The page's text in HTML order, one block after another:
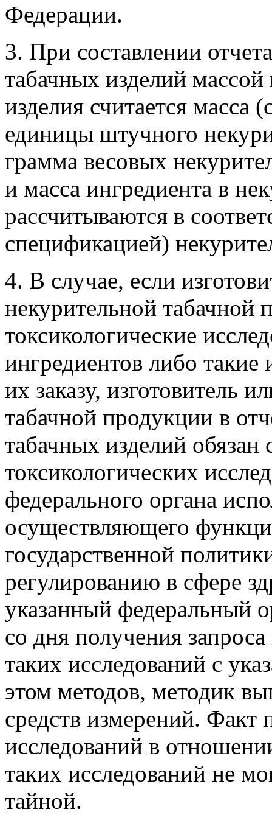
Федерации.
3. При составлении
табачных изделий массой
изделия считается масса
единицы штучного
грамма весовых
и масса ингредиента в
рассчитываются в
спецификацией)
4. В случае, если
некурительной табачной
токсикологические
ингредиентов либо такие
их заказу, изготовитель
табачной продукции в
табачных изделий
токсикологических
федерального органа
осуществляющего
государственной
регулированию в сфере
указанный федеральный
со дня получения
таких исследований с
этом методов, методик
средств измерений. Факт
исследований в
таких исследований не
тайной.